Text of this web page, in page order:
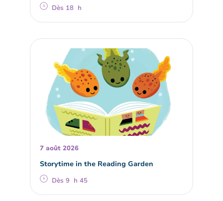
Dès 18 h
7 août 2026
Storytime in the Reading Garden
Dès 9 h 45